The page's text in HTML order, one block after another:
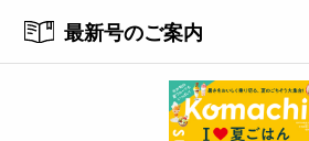
最新号のご案内